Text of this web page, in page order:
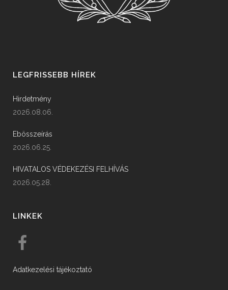
LEGFRISSEBB HÍREK
Hirdetmény
2026.08.06.
Ebösszeírás
2026.06.25.
HIVATALOS VÉDEKEZÉSI FELHÍVÁS
2026.05.28.
LINKEK
Adatkezelési tájékoztató